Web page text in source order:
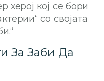
херој кој се бори
со својата
За Заби Да